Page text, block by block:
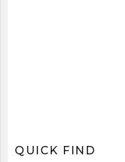
QUICK FIND